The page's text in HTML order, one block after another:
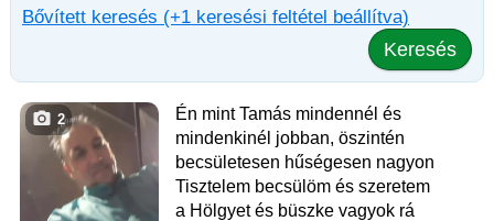
Bővített keresés (+1 keresési feltétel beállítva)
Keresés
2
Én mint Tamás mindennél és
mindenkinél jobban, öszintén
becsületesen hűségesen nagyon
Tisztelem becsülöm és szeretem
a Hölgyet és büszke vagyok rá